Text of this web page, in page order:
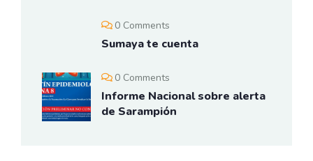
0 Comments
Sumaya te cuenta
0 Comments
Informe Nacional sobre alerta
de Sarampión